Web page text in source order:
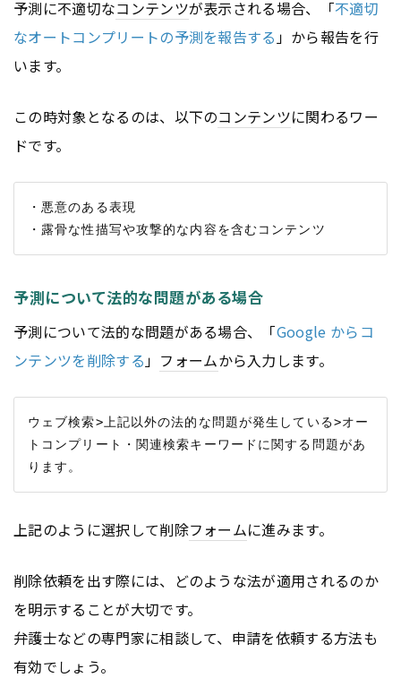
予測に不適切なコンテンツが表示される場合、「不適切
なオートコンプリートの予測を報告する」から報告を行
います。
この時対象となるのは、以下のコンテンツに関わるワー
ドです。
・悪意のある表現
予測について法的な問題がある場合
予測について法的な問題がある場合、「Google からコ
ンテンツを削除する」 フォームから入力します。
ウェブ検索>上記以外の法的な問題が発生している>オー
トコンプリート・関連検索キーワードに関する問題があ
上記のように選択して削除フォームに進みます。
削除依頼を出す際には、どのような法が適用されるのか
を明示することが大切です。
弁護士などの専門家に相談して、申請を依頼する方法も
有効でしょう。